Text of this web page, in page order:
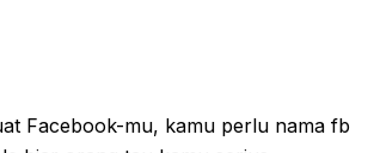
Facebook-mu, kamu perlu nama fb